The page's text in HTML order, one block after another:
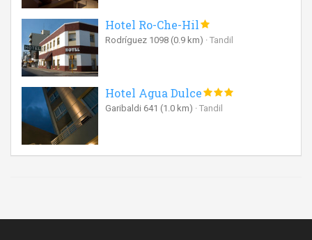
Hotel Ro-Che-Hil
Rodríguez 1098 (0.9 km) Tandil
Hotel Agua Dulce
Garibaldi 641 (1.0 km) Tandil